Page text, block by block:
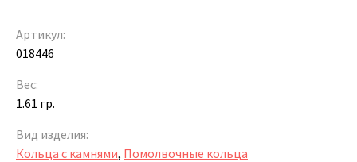
Артикул:
018446
Вес:
1.61 гр.
Вид изделия:
Кольца с камнями, Помолвочные кольца